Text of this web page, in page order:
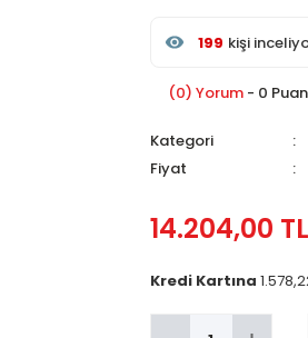
Son 24 saat
199 kişi inceledi
(0) Yorum - 0 Puan
Kategori
Fiyat
14.204,00 TL
Kredi Kartına